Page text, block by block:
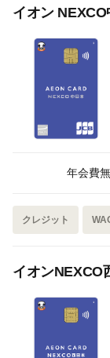
イオン NEXCO
年会費
クレジット
イオンNEXCO